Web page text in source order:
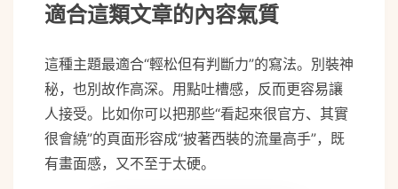
適合這類文章的內容氣質
這種主題最適合“輕松但有判斷力”的寫法。別裝神
秘，也別故作高深。用點吐槽感，反而更容易讓
人接受。比如你可以把那些“看起來很官方、其實
很會繞”的頁面形容成“披著西裝的流量高手”，既
有畫面感，又不至于太硬。